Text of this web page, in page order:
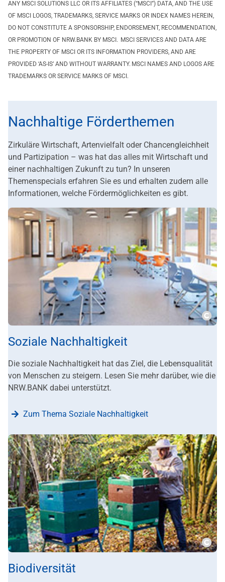
ANY MSCI SOLUTIONS LLC OR ITS AFFILIATES (“MSCI”) DATA, AND THE USE
OF MSCI LOGOS, TRADEMARKS, SERVICE MARKS OR INDEX NAMES HEREIN,
DO NOT CONSTITUTE A SPONSORSHIP, ENDORSEMENT, RECOMMENDATION,
OR PROMOTION OF NRW.BANK BY MSCI. MSCI SERVICES AND DATA ARE
THE PROPERTY OF MSCI OR ITS INFORMATION PROVIDERS, AND ARE
PROVIDED ‘AS-IS’ AND WITHOUT WARRANTY. MSCI NAMES AND LOGOS ARE
TRADEMARKS OR SERVICE MARKS OF MSCI.
Nachhaltige Förderthemen
Zirkuläre Wirtschaft, Artenvielfalt oder Chancengleichheit
und Partizipation – was hat das alles mit Wirtschaft und
einer nachhaltigen Zukunft zu tun? In unseren
Themenspecials erfahren Sie es und erhalten zudem alle
Informationen, welche Fördermöglichkeiten es gibt.
Soziale Nachhaltigkeit
Die soziale Nachhaltigkeit hat das Ziel, die Lebensqualität
von Menschen zu steigern. Lesen Sie mehr darüber, wie die
NRW.BANK dabei unterstützt.
Zum Thema Soziale Nachhaltigkeit
Biodiversität